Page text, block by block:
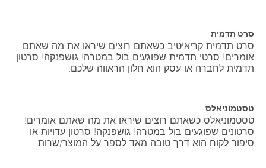
סרט תדמית
סרט תדמית קריאיטיב כשאתם רוצים שיראו את מה שאתם
אומרים! סרטי תדמית שפוגעים בול במטרה! גושפנקה! סרטון
תדמית לחברה או עסק הוא חלון הראווה שלכם.
טסטמוניאלס
טסטמוניאלס כשאתם רוצים שיראו את מה שאתם אומרים!
סרטונים שפוגעים בול במטרה! גושפנקה! סרטון עדויות או
סיפור לקוח הוא דרך טובה מאד לספר על המוצר/שרות